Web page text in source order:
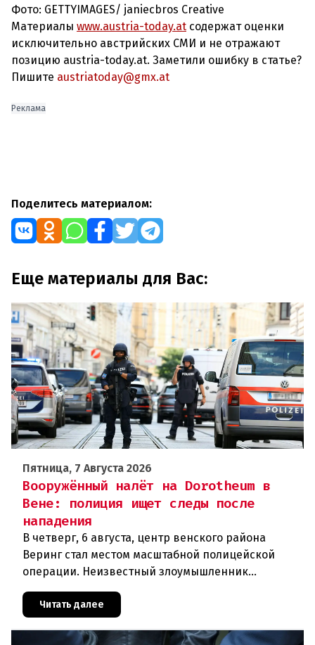
Фото: GETTYIMAGES/ janiecbros Creative
Материалы www.austria-today.at содержат оценки
исключительно австрийских СМИ и не отражают
позицию austria-today.at. Заметили ошибку в статье?
Пишите austriatoday@gmx.at
Реклама
Поделитесь материалом:
Еще материалы для Вас:
Пятница, 7 Августа 2026
Вооружённый налёт на Dorotheum в
Вене: полиция ищет следы после
нападения
В четверг, 6 августа, центр венского района
Веринг стал местом масштабной полицейской
операции. Неизвестный злоумышленник
совершил вооружённое нападение на филиал
знаменитого аукционного дома Dorotheu
Читать далее